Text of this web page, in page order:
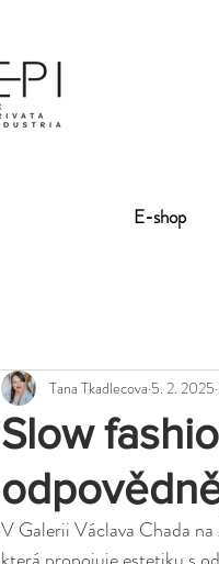
E-shop
Slow
Tana Tkadlecova 5. 2. 2025
V Galerii Václava Chada